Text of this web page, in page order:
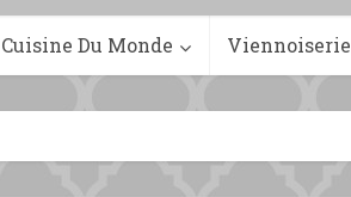
Cuisine Du Monde Viennoiserie